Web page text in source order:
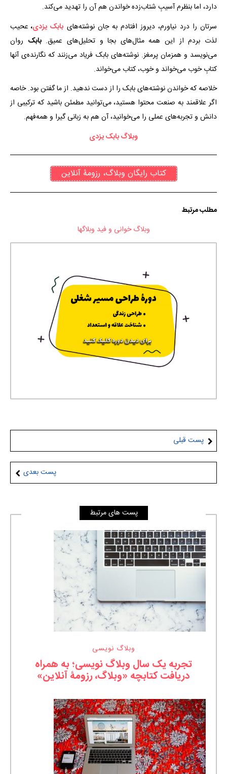
دارد، اما بنظرم آسیبِ شتاب‌زده خواندن هم آن را تهدید می‌کند.
سرتان را درد نیاورم، دیروز افتادم به جان نوشته‌های بابک یزدی، عحیب
لذت بردم از این همه مثال‌های بجا و تحلیل‌های عمیق.بابک روان
می‌نویسد و همزمان پرمغز. نوشته‌های بابک فریاد می‌زنند که نگارنده‌ی آنها
کتاب‌ِ خوب می‌خواند و خوب، کتاب می‌خواند.
خلاصه که خواندن نوشته‌های بابک را از دست ندهید. از ما گفتن بود. خاصه
اگر علاقمند به صنعت محتوا هستید، می‌توانید مطمئن باشید که ترکیبی از
دانش و تجربه‌های عملی را می‌خوانید، آن هم به زبانی گیرا و همه‌فهم.
وبلاگ بابک یزدی
کتاب رایگان وبلاگ، رزومۀ آنلاین
مطلب مرتبط
وبلاگ خوانی و فید وبلاگها
پست قبلی
پست بعدی
پست های مرتبط
وبلاگ نویسی
تجربه یک سال وبلاگ نویسی؛ به همراه
دریافت کتابچه «وبلاگ، رزومۀ آنلاین»